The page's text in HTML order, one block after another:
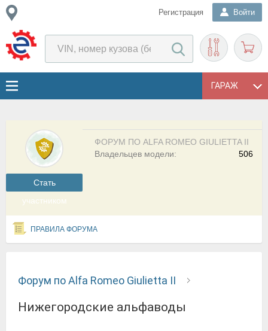
Регистрация Войти
ГАРАЖ
Cтать
участником
ФОРУМ ПО ALFA ROMEO GIULIETTA II
506
Владельцев модели:
ПРАВИЛА ФОРУМА
Форум по Alfa Romeo Giulietta II
Нижегородские альфаводы